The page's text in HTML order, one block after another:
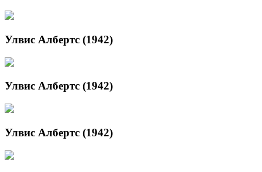
Улвис Албертс (1942)
Улвис Албертс (1942)
Улвис Албертс (1942)